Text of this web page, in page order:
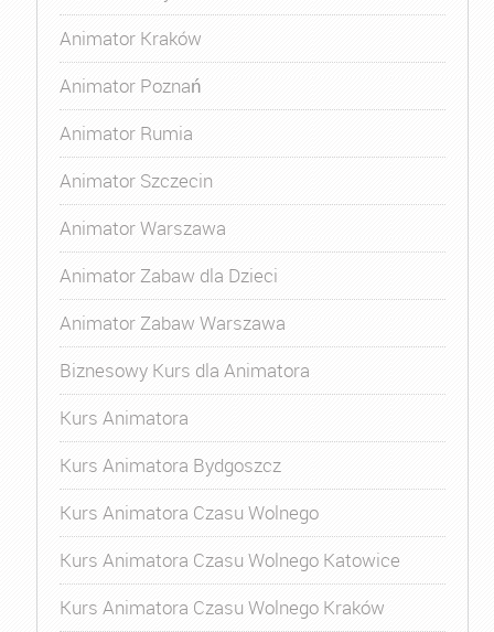
Animator Kraków
Animator Poznań
Animator Rumia
Animator Szczecin
Animator Warszawa
Animator Zabaw dla Dzieci
Animator Zabaw Warszawa
Biznesowy Kurs dla Animatora
Kurs Animatora
Kurs Animatora Bydgoszcz
Kurs Animatora Czasu Wolnego
Kurs Animatora Czasu Wolnego Katowice
Kurs Animatora Czasu Wolnego Kraków